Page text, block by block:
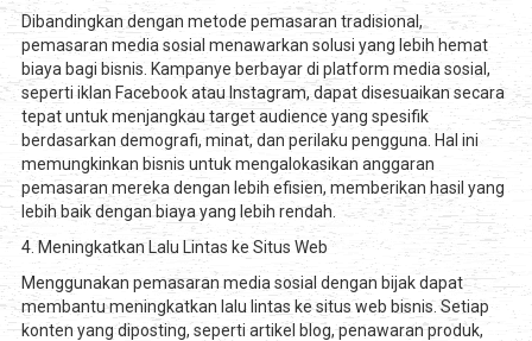
Dibandingkan dengan metode pemasaran tradisional,
pemasaran media sosial menawarkan solusi yang lebih hemat
biaya bagi bisnis. Kampanye berbayar di platform media sosial,
seperti iklan Facebook atau Instagram, dapat disesuaikan secara
tepat untuk menjangkau target audience yang spesifik
berdasarkan demografi, minat, dan perilaku pengguna. Hal ini
memungkinkan bisnis untuk mengalokasikan anggaran
pemasaran mereka dengan lebih efisien, memberikan hasil yang
lebih baik dengan biaya yang lebih rendah.
4. Meningkatkan Lalu Lintas ke Situs Web
Menggunakan pemasaran media sosial dengan bijak dapat
membantu meningkatkan lalu lintas ke situs web bisnis. Setiap
konten yang diposting, seperti artikel blog, penawaran produk,